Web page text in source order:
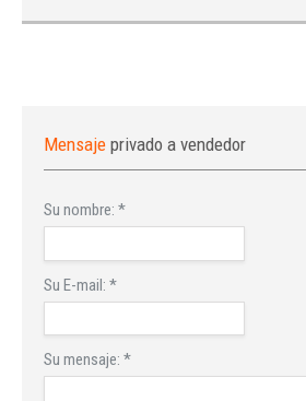
Mensaje privado a vendedor
Su nombre: *
Su E-mail: *
Su mensaje: *